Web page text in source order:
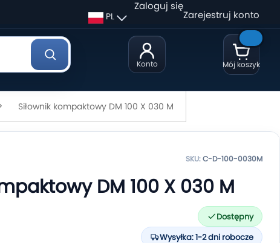
Konto
PL
Zaloguj się
Zarejestruj konto
Mój koszyk
Siłownik kompaktowy DM 100 X 030 M
SKU:C-D-100-0030M
DM 100 X 030 M
Dostępny
Wysyłka: 1-2 dni robocze